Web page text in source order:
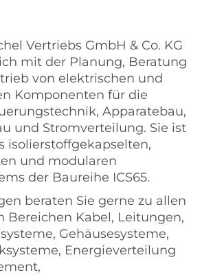
Vertriebs GmbH & Co. KG
mit der Planung, Beratung
von elektrischen und
Komponenten für die
Apparatebau,
und Stromverteilung. Sie ist
isolierstoffgekapselten,
und modularen
der Baureihe ICS65.
beraten Sie gerne zu allen
Bereichen Kabel, Leitungen,
Gehäusesysteme,
Energieverteilung